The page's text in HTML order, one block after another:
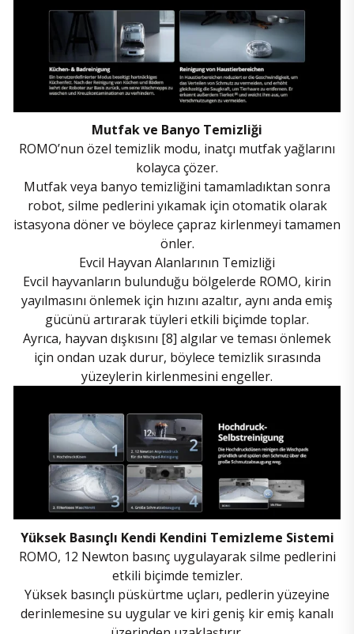
Mutfak ve Banyo Temizliği
ROMO’nun özel temizlik modu, inatçı mutfak yağlarını
kolayca çözer.
Mutfak veya banyo temizliğini tamamladıktan sonra
robot, silme pedlerini yıkamak için otomatik olarak
istasyona döner ve böylece çapraz kirlenmeyi tamamen
önler.
Evcil Hayvan Alanlarının Temizliği
Evcil hayvanların bulunduğu bölgelerde ROMO, kirin
yayılmasını önlemek için hızını azaltır, aynı anda emiş
gücünü artırarak tüyleri etkili biçimde toplar.
Ayrıca, hayvan dışkısını [8] algılar ve teması önlemek
için ondan uzak durur, böylece temizlik sırasında
yüzeylerin kirlenmesini engeller.
Yüksek Basınçlı Kendi Kendini Temizleme Sistemi
ROMO, 12 Newton basınç uygulayarak silme pedlerini
etkili biçimde temizler.
Yüksek basınçlı püskürtme uçları, pedlerin yüzeyine
derinlemesine su uygular ve kiri geniş kir emiş kanalı